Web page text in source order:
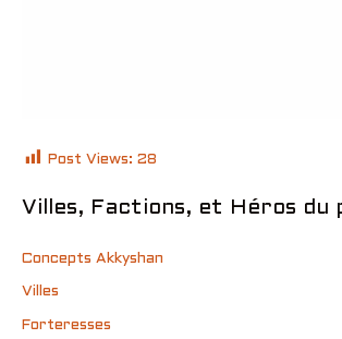
Post Views: 28
Villes, Factions, et Héros du
Concepts Akkyshan
Villes
Forteresses